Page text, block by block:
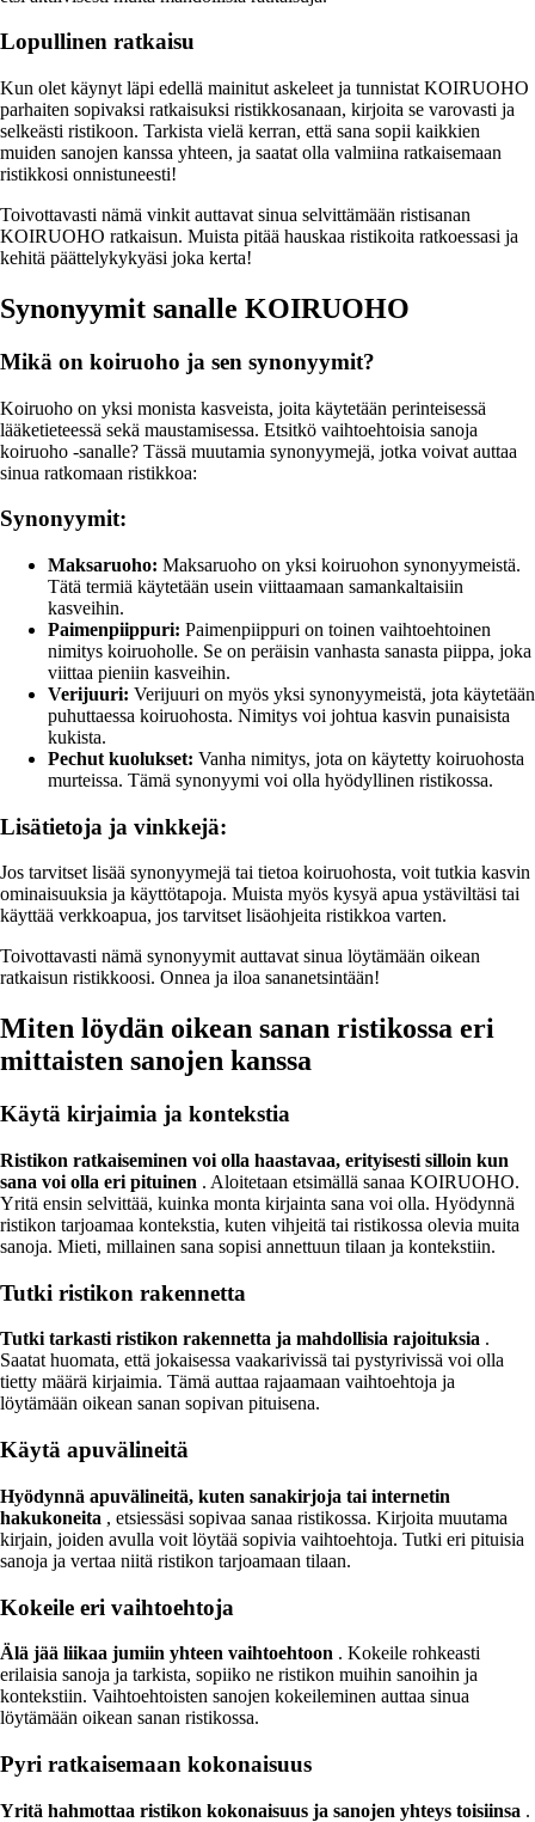
Lopullinen ratkaisu
Kun olet käynyt läpi edellä mainitut askeleet ja tunnistat KOIRUOHO
parhaiten sopivaksi ratkaisuksi ristikkosanaan, kirjoita se varovasti ja
selkeästi ristikoon. Tarkista vielä kerran, että sana sopii kaikkien
muiden sanojen kanssa yhteen, ja saatat olla valmiina ratkaisemaan
ristikkosi onnistuneesti!
Toivottavasti nämä vinkit auttavat sinua selvittämään ristisanan
KOIRUOHO ratkaisun. Muista pitää hauskaa ristikoita ratkoessasi ja
kehitä päättelykykyäsi joka kerta!
Synonyymit sanalle KOIRUOHO
Mikä on koiruoho ja sen synonyymit?
Koiruoho on yksi monista kasveista, joita käytetään perinteisessä
lääketieteessä sekä maustamisessa. Etsitkö vaihtoehtoisia sanoja
koiruoho -sanalle? Tässä muutamia synonyymejä, jotka voivat auttaa
sinua ratkomaan ristikkoa:
Synonyymit:
Maksaruoho: Maksaruoho on yksi koiruohon synonyymeistä.
Tätä termiä käytetään usein viittaamaan samankaltaisiin
kasveihin.
Paimenpiippuri: Paimenpiippuri on toinen vaihtoehtoinen
nimitys koiruoholle. Se on peräisin vanhasta sanasta piippa, joka
viittaa pieniin kasveihin.
Verijuuri: Verijuuri on myös yksi synonyymeistä, jota käytetään
puhuttaessa koiruohosta. Nimitys voi johtua kasvin punaisista
kukista.
Pechut kuolukset: Vanha nimitys, jota on käytetty koiruohosta
murteissa. Tämä synonyymi voi olla hyödyllinen ristikossa.
Lisätietoja ja vinkkejä:
Jos tarvitset lisää synonyymejä tai tietoa koiruohosta, voit tutkia kasvin
ominaisuuksia ja käyttötapoja. Muista myös kysyä apua ystäviltäsi tai
käyttää verkkoapua, jos tarvitset lisäohjeita ristikkoa varten.
Toivottavasti nämä synonyymit auttavat sinua löytämään oikean
ratkaisun ristikkoosi. Onnea ja iloa sananetsintään!
Miten löydän oikean sanan ristikossa eri
mittaisten sanojen kanssa
Käytä kirjaimia ja kontekstia
Ristikon ratkaiseminen voi olla haastavaa, erityisesti silloin kun
sana voi olla eri pituinen . Aloitetaan etsimällä sanaa KOIRUOHO.
Yritä ensin selvittää, kuinka monta kirjainta sana voi olla. Hyödynnä
ristikon tarjoamaa kontekstia, kuten vihjeitä tai ristikossa olevia muita
sanoja. Mieti, millainen sana sopisi annettuun tilaan ja kontekstiin.
Tutki ristikon rakennetta
Tutki tarkasti ristikon rakennetta ja mahdollisia rajoituksia .
Saatat huomata, että jokaisessa vaakarivissä tai pystyrivissä voi olla
tietty määrä kirjaimia. Tämä auttaa rajaamaan vaihtoehtoja ja
löytämään oikean sanan sopivan pituisena.
Käytä apuvälineitä
Hyödynnä apuvälineitä, kuten sanakirjoja tai internetin
hakukoneita , etsiessäsi sopivaa sanaa ristikossa. Kirjoita muutama
kirjain, joiden avulla voit löytää sopivia vaihtoehtoja. Tutki eri pituisia
sanoja ja vertaa niitä ristikon tarjoamaan tilaan.
Kokeile eri vaihtoehtoja
Älä jää liikaa jumiin yhteen vaihtoehtoon . Kokeile rohkeasti
erilaisia sanoja ja tarkista, sopiiko ne ristikon muihin sanoihin ja
kontekstiin. Vaihtoehtoisten sanojen kokeileminen auttaa sinua
löytämään oikean sanan ristikossa.
Pyri ratkaisemaan kokonaisuus
Yritä hahmottaa ristikon kokonaisuus ja sanojen yhteys toisiinsa .